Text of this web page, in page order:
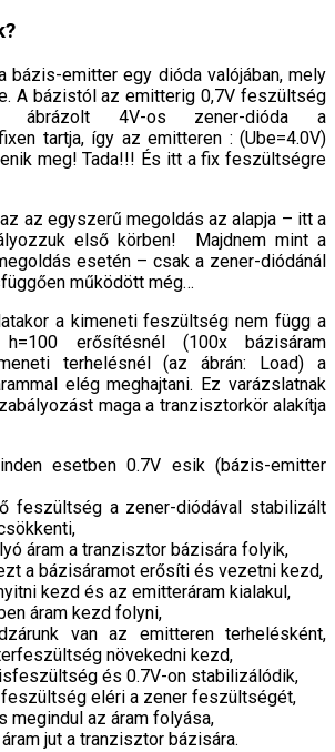
bázis-emitter egy dióda valójában, mely
A bázistól az emitterig 0,7V feszültség
4V-os zener-dióda a
tartja, így az emitteren : (Ube=4.0V)
meg! Tada!!! És itt a fix feszültségre
az egyszerű megoldás az alapja – itt a
első körben! Majdnem mint a
esetén – csak a zener-diódánál
működött még…
a kimeneti feszültség nem függ a
h=100 erősítésnél (100x bázisáram
terhelésnél (az ábrán: Load) a
elég meghajtani. Ez varázslatnak
maga a tranzisztorkör alakítja
esetben 0.7V esik (bázis-emitter
feszültség a zener-diódával stabilizált
áram a tranzisztor bázisára folyik,
a bázisáramot erősíti és vezetni kezd,
kezd és az emitteráram kialakul,
áram kezd folyni,
van az emitteren terhelésként,
növekedni kezd,
és 0.7V-on stabilizálódik,
eléri a zener feszültségét,
megindul az áram folyása,
jut a tranzisztor bázisára.